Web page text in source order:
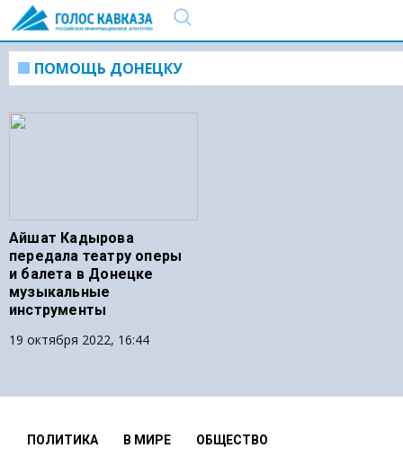
ПОМОЩЬ ДОНЕЦКУ
Айшат Кадырова
передала театру оперы
и балета в Донецке
музыкальные
инструменты
19 октября 2022, 16:44
ПОЛИТИКА В МИРЕ ОБЩЕСТВО